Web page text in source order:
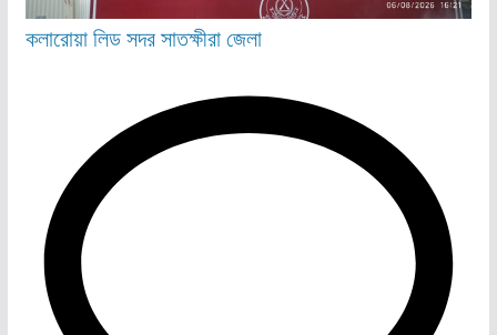
কলারোয়ালিডসদরসাতক্ষীরা জেলা